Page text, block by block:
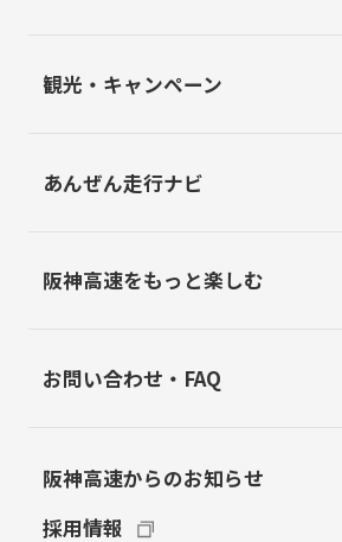
観光・キャンペーン
あんぜん走行ナビ
阪神高速をもっと楽しむ
お問い合わせ・FAQ
阪神高速からのお知らせ
採用情報